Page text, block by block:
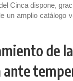
Cinca dispone,
un amplio catálogo
de
ante